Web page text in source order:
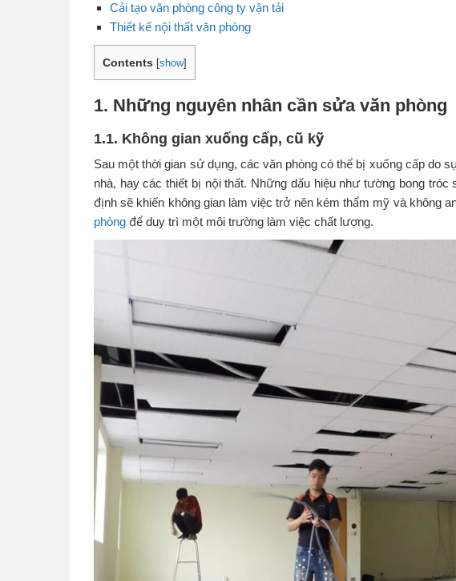
Cải tạo văn phòng công ty vận tải
Thiết kế nội thất văn phòng
Contents [show]
1. Những nguyên nhân cần sửa văn phòng
1.1. Không gian xuống cấp, cũ kỹ
Sau một thời gian sử dụng, các văn phòng có thể bị xuống cấp do
nhà, hay các thiết bị nội thất. Những dấu hiệu như tường bong
định sẽ khiến không gian làm việc trở nên kém thẩm mỹ và không
phòng để duy trì một môi trường làm việc chất lượng.